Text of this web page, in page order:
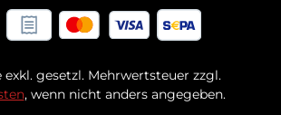
exkl. gesetzl. Mehrwertsteuer zzgl.
, wenn nicht anders angegeben.